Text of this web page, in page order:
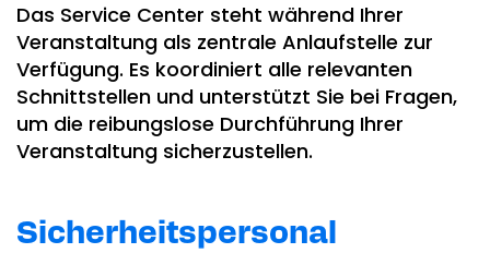
Das Service Center steht während Ihrer
Veranstaltung als zentrale Anlaufstelle zur
Verfügung. Es koordiniert alle relevanten
Schnittstellen und unterstützt Sie bei Fragen,
um die reibungslose Durchführung Ihrer
Veranstaltung sicherzustellen.
Sicherheitspersonal